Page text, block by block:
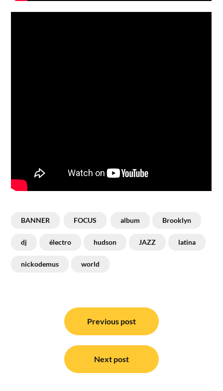
BANNER FOCUS album Brooklyn
dj électro hudson JAZZ latina
nickodemus world
Navigation
Previous post
Next post